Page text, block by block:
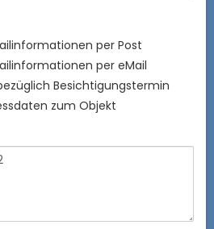
per Post
per eMail
Besichtigungstermin
zum Objekt